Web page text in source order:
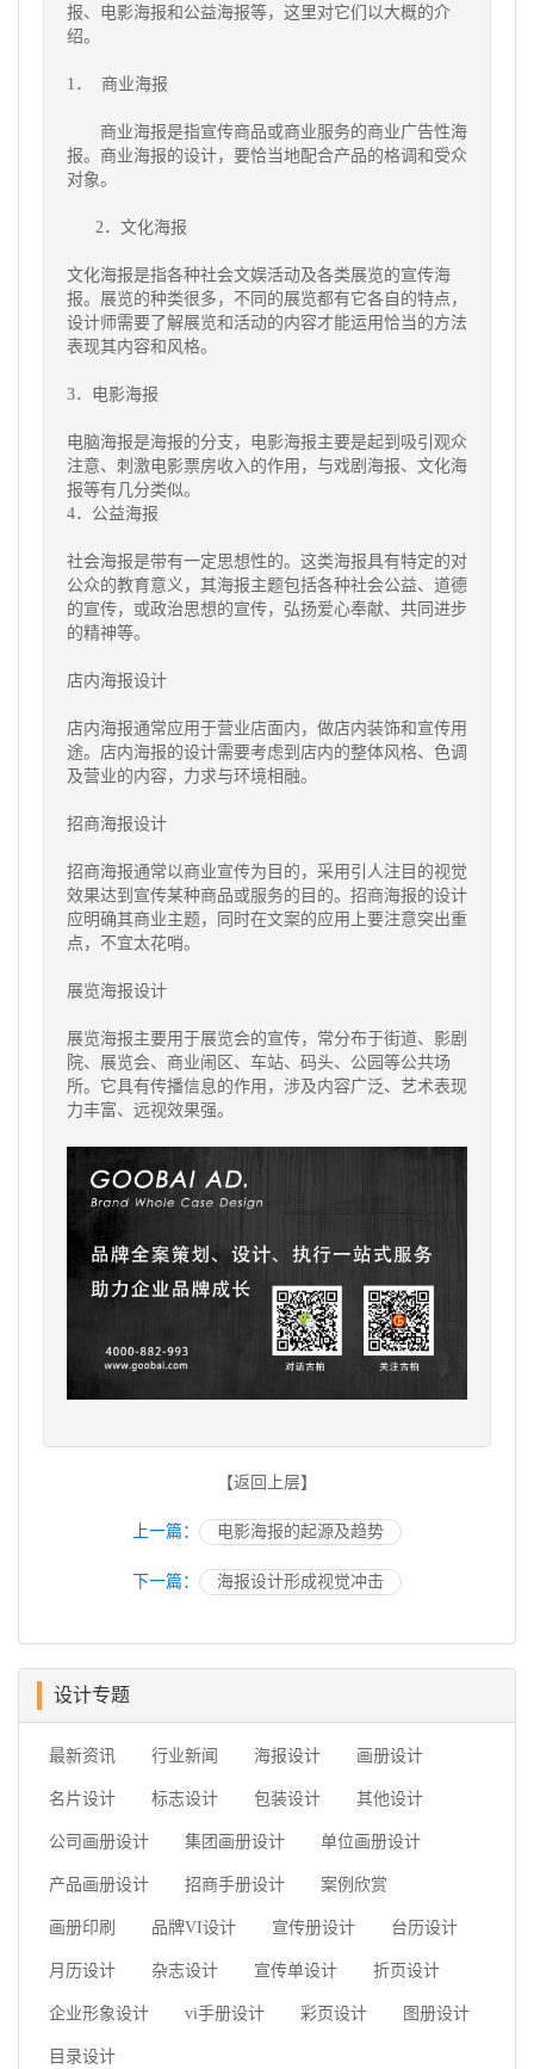
报、电影海报和公益海报等，这里对它们以大概的介
绍。
1． 商业海报
商业海报是指宣传商品或商业服务的商业广告性海
报。商业海报的设计，要恰当地配合产品的格调和受众
对象。
2．文化海报
文化海报是指各种社会文娱活动及各类展览的宣传海
报。展览的种类很多，不同的展览都有它各自的特点，
设计师需要了解展览和活动的内容才能运用恰当的方法
表现其内容和风格。
3．电影海报
电脑海报是海报的分支，电影海报主要是起到吸引观众
注意、刺激电影票房收入的作用，与戏剧海报、文化海
报等有几分类似。
4．公益海报
社会海报是带有一定思想性的。这类海报具有特定的对
公众的教育意义，其海报主题包括各种社会公益、道德
的宣传，或政治思想的宣传，弘扬爱心奉献、共同进步
的精神等。
店内海报设计
店内海报通常应用于营业店面内，做店内装饰和宣传用
途。店内海报的设计需要考虑到店内的整体风格、色调
及营业的内容，力求与环境相融。
招商海报设计
招商海报通常以商业宣传为目的，采用引人注目的视觉
效果达到宣传某种商品或服务的目的。招商海报的设计
应明确其商业主题，同时在文案的应用上要注意突出重
点，不宜太花哨。
展览海报设计
展览海报主要用于展览会的宣传，常分布于街道、影剧
院、展览会、商业闹区、车站、码头、公园等公共场
所。它具有传播信息的作用，涉及内容广泛、艺术表现
力丰富、远视效果强。
【返回上层】
上一篇： 电影海报的起源及趋势
下一篇： 海报设计形成视觉冲击
设计专题
最新资讯 行业新闻 海报设计 画册设计
名片设计 标志设计 包装设计 其他设计
公司画册设计 集团画册设计 单位画册设计
产品画册设计 招商手册设计 案例欣赏
画册印刷 品牌VI设计 宣传册设计 台历设计
月历设计 杂志设计 宣传单设计 折页设计
企业形象设计 vi手册设计 彩页设计 图册设计
目录设计